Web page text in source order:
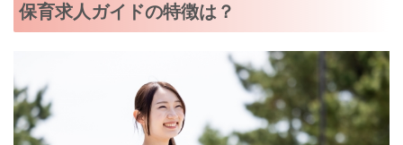
保育求人ガイドの特徴は？